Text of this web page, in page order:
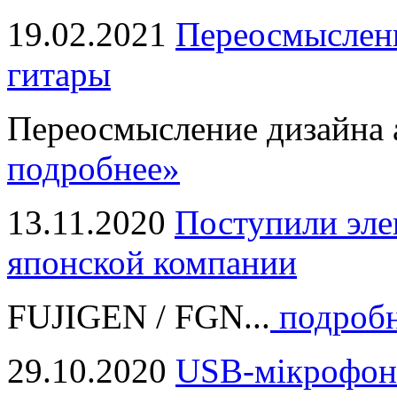
19.02.2021
гитары
Переосмысление дизайна
подробнее»
13.11.2020 Поступили
японской компании
FUJIGEN / FGN...
29.10.2020 USB-